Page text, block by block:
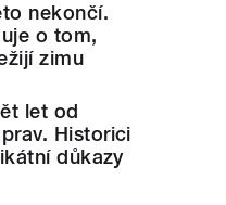
nekončí.
o tom,
zimu
let od
Historici
důkazy